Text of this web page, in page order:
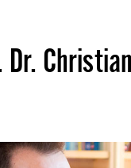
Dr. Christian